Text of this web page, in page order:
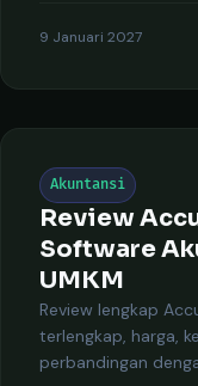
9 Januari 2027
Akuntansi
Review
Software
UMKM
Review lengkap
terlengkap, harga,
perbandingan